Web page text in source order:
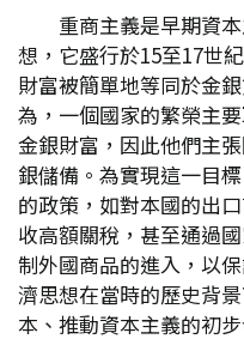
重商主義是早期資
想，它盛行於15至17世
財富被簡單地等同於金
為，一個國家的繁榮主
金銀財富，因此他們主
銀儲備。為實現這一目
的政策，如對本國的出
收高額關稅，甚至通過
制外國商品的進入，以
濟思想在當時的歷史背
本、推動資本主義的初